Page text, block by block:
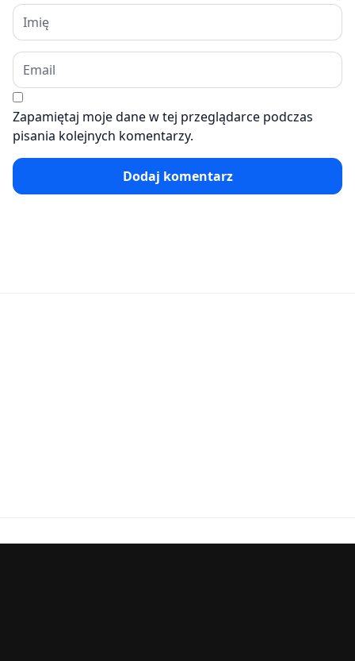
Zapamiętaj moje dane w tej przeglądarce podczas
pisania kolejnych komentarzy.
Dodaj komentarz